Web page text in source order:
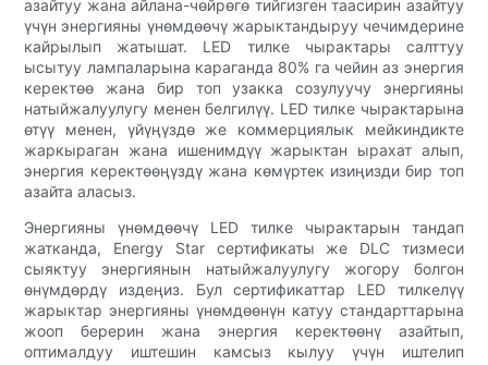
азайтуу жана айлана-чөйрөгө тийгизген таасирин азайтуу
үчүн энергияны үнөмдөөчү жарыктандыруу чечимдерине
кайрылып жатышат. LED тилке чырактары салттуу
ысытуу лампаларына караганда 80% га чейин аз энергия
керектөө жана бир топ узакка созулуучу энергияны
натыйжалуулугу менен белгилүү. LED тилке чырактарына
өтүү менен, үйүңүздө же коммерциялык мейкиндикте
жаркыраган жана ишенимдүү жарыктан ырахат алып,
энергия керектөөңүздү жана көмүртек изиңизди бир топ
азайта аласыз.
Энергияны үнөмдөөчү LED тилке чырактарын тандап
жатканда, Energy Star сертификаты же DLC тизмеси
сыяктуу энергиянын натыйжалуулугу жогору болгон
өнүмдөрдү издеңиз. Бул сертификаттар LED тилкелүү
жарыктар энергияны үнөмдөөнүн катуу стандарттарына
жооп берерин жана энергия керектөөнү азайтып,
оптималдуу иштешин камсыз кылуу үчүн иштелип